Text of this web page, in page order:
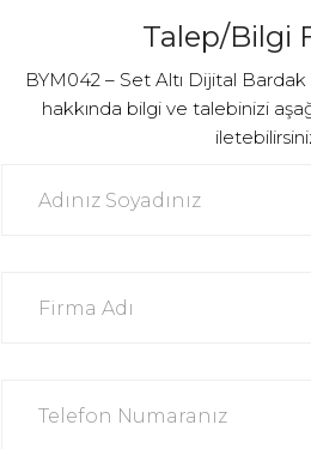
Talep/Bilgi
BYM042 – Set Altı Dijital
hakkında bilgi ve talebinizi